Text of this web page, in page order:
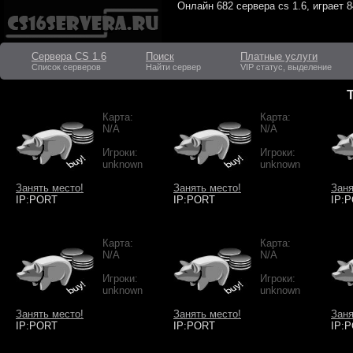
Онлайн 682 сервера cs 1.6, играет
Сервера CS 1.6
Список серверов
Поиск
Найти сервер
Платные услуги
VIP статус, выделение
Карта:
N/A
Игроки:
unknown
Занять место!
IP:PORT
Карта:
N/A
Игроки:
unknown
Занять место!
IP:PORT
Карта:
N/A
Игроки:
unknown
Занять место!
IP:PORT
Карта:
N/A
Игроки:
unknown
Занять место!
IP:PORT